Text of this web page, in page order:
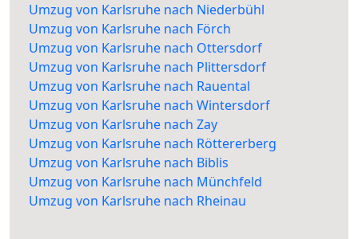
Umzug von Karlsruhe nach Niederbühl
Umzug von Karlsruhe nach Förch
Umzug von Karlsruhe nach Ottersdorf
Umzug von Karlsruhe nach Plittersdorf
Umzug von Karlsruhe nach Rauental
Umzug von Karlsruhe nach Wintersdorf
Umzug von Karlsruhe nach Zay
Umzug von Karlsruhe nach Röttererberg
Umzug von Karlsruhe nach Biblis
Umzug von Karlsruhe nach Münchfeld
Umzug von Karlsruhe nach Rheinau